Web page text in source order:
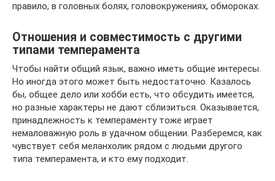
правило, в головных болях, головокружениях, обмороках.
Отношения и совместимость с другими
типами темперамента
Чтобы найти общий язык, важно иметь общие интересы.
Но иногда этого может быть недостаточно. Казалось
бы, общее дело или хобби есть, что обсудить имеется,
но разные характеры не дают сблизиться. Оказывается,
принадлежность к темпераменту тоже играет
немаловажную роль в удачном общении. Разберемся, как
чувствует себя меланхолик рядом с людьми другого
типа темперамента, и кто ему подходит.